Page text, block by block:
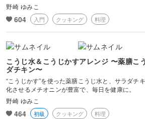
野崎 ゆみこ
604 入門 クッキング 料理
こうじ水＆こうじかすアレンジ 〜薬膳こ
ダチキン〜
“こうじかす”を使った薬膳こうじ水と、サラダチ
化させるメチオニンが豊富で、毎日を健康に。
野崎 ゆみこ
464 初級 クッキング 料理